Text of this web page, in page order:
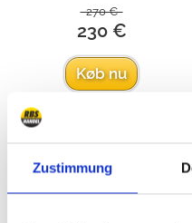
Zustimmung
270 €
230 €
Køb nu